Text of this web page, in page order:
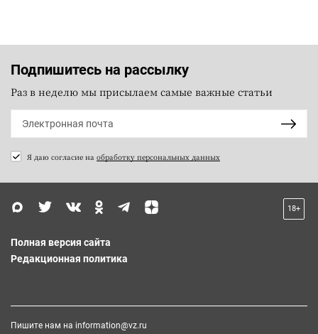
Подпишитесь на рассылку
Раз в неделю мы присылаем самые важные статьи
Я даю согласие на обработку персональных данных
18+
Полная версия сайта
Редакционная политика
Пишите нам на information@vz.ru